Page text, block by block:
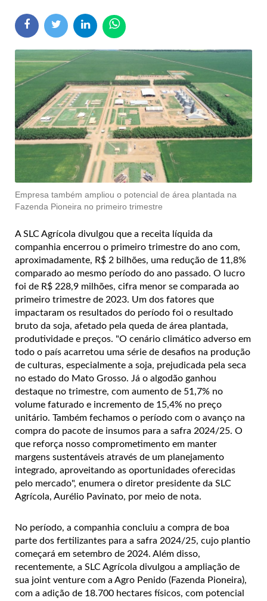
Empresa também ampliou o potencial de área plantada na
Fazenda Pioneira no primeiro trimestre
A SLC Agrícola divulgou que a receita líquida da
companhia encerrou o primeiro trimestre do ano com,
aproximadamente, R$ 2 bilhões, uma redução de 11,8%
comparado ao mesmo período do ano passado. O lucro
foi de R$ 228,9 milhões, cifra menor se comparada ao
primeiro trimestre de 2023. Um dos fatores que
impactaram os resultados do período foi o resultado
bruto da soja, afetado pela queda de área plantada,
produtividade e preços. "O cenário climático adverso em
todo o país acarretou uma série de desafios na produção
de culturas, especialmente a soja, prejudicada pela seca
no estado do Mato Grosso. Já o algodão ganhou
destaque no trimestre, com aumento de 51,7% no
volume faturado e incremento de 15,4% no preço
unitário. Também fechamos o período com o avanço na
compra do pacote de insumos para a safra 2024/25. O
que reforça nosso comprometimento em manter
margens sustentáveis através de um planejamento
integrado, aproveitando as oportunidades oferecidas
pelo mercado", enumera o diretor presidente da SLC
Agrícola, Aurélio Pavinato, por meio de nota.
No período, a companhia concluiu a compra de boa
parte dos fertilizantes para a safra 2024/25, cujo plantio
começará em setembro de 2024. Além disso,
recentemente, a SLC Agrícola divulgou a ampliação de
sua joint venture com a Agro Penido (Fazenda Pioneira),
com a adição de 18.700 hectares físicos, com potencial